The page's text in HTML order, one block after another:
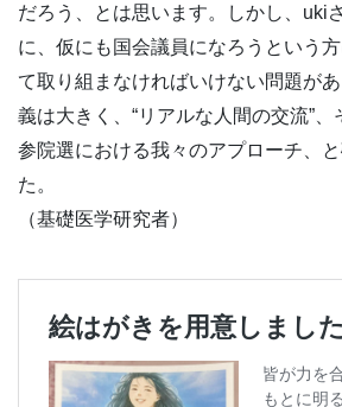
だろう、とは思います。しかし、uki
に、仮にも国会議員になろうという
て取り組まなければいけない問題が
義は大きく、“リアルな人間の交流”
参院選における我々のアプローチ、
た。
（基礎医学研究者）